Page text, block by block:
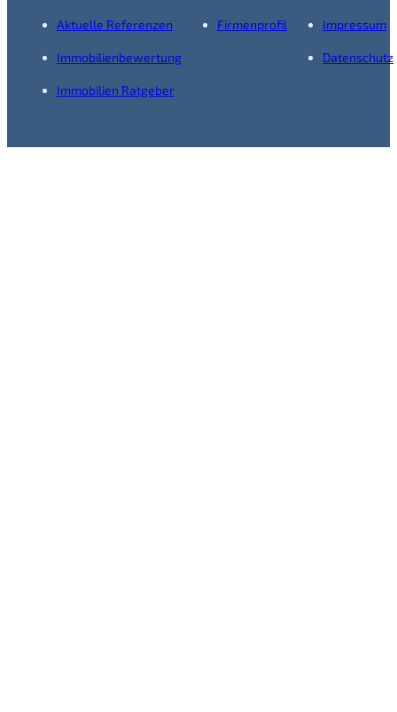
Aktuelle Referenzen
Immobilienbewertung
Immobilien Ratgeber
Firmenprofil Impressum
Datenschutz